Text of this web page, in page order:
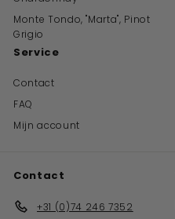
Monte Tondo, "Marta", Pinot
Grigio
Service
Contact
FAQ
Mijn account
Contact
+31 (0)74 246 7352